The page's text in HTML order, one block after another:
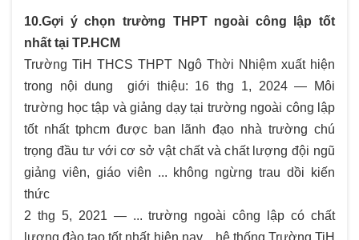
10.Gợi ý chọn trường THPT ngoài công lập tốt
nhất tại TP.HCM
Trường TiH THCS THPT Ngô Thời Nhiệm xuất hiện
trong nội dung giới thiệu: 16 thg 1, 2024 — Môi
trường học tập và giảng dạy tại trường ngoài công lập
tốt nhất tphcm được ban lãnh đạo nhà trường chú
trọng đầu tư với cơ sở vật chất và chất lượng đội ngũ
giảng viên, giáo viên ... không ngừng trau dồi kiến
thức
2 thg 5, 2021 — ... trường ngoài công lập có chất